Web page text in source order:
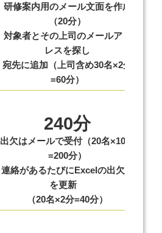
研修案内用のメール文面を作成
（20分）
対象者とその上司のメールアド
レスを探し
宛先に追加（上司含め30名×2分
=60分）
240分
出欠はメールで受付（20名×10分
=200分）
連絡があるたびにExcelの出欠表
を更新
（20名×2分=40分）